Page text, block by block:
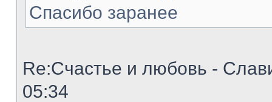
Спасибо заранее
Re:Счастье и любовь -
05:34